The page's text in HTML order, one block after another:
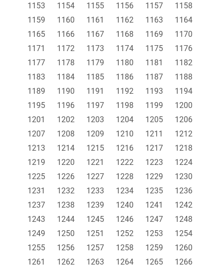
1153 1154 1155 1156 1157
1158
1159
1160 1161 1162 1163
1164
1165
1166 1167 1168 1169
1170
1171
1172 1173 1174 1175
1176
1177
1178 1179 1180 1181
1182
1183
1184 1185 1186 1187
1188
1189
1190 1191 1192 1193
1194
1195
1196 1197 1198 1199
1200
1201
1202 1203 1204 1205
1206
1207
1208 1209 1210 1211
1212
1213
1214 1215 1216 1217
1218
1219
1220 1221 1222 1223
1224
1225
1226 1227 1228 1229
1230
1231
1232 1233 1234 1235
1236
1237
1238 1239 1240 1241
1242
1243
1244 1245 1246 1247
1248
1249
1250 1251 1252 1253
1254
1255
1256 1257 1258 1259
1260
1261
1262 1263 1264 1265
1266